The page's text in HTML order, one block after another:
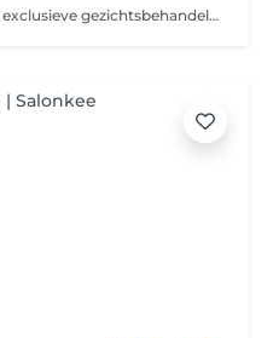
De Skin Longevity Ritual is een exclusieve gezichtsbehandeling die verder gaat dan traditionele anti-aging. Deze behandeling ondersteunt de huid op celniveau en focust op gezond, sterk en mooi ouder worden. Door een combinatie van geavanceerde actieve ingrediënten, professionele massagetechnieken en het innovatieve Efficacy Booster device wordt de huid intensief gestimuleerd om zich te vernieuwen, herstellen en versterken. De behandeling verbetert de stevigheid, verfijnt de gezichtscontouren en geeft de huid een frisse, jeugdige uitstraling. De zorgvuldig geselecteerde werkstoffen waaronder NAD+ Activator, bio-gefermenteerde peptiden en botanische extracten, werken doelgericht op de diepere huidlagen om oxidatieve stress te verminderen, celvernieuwing te activeren en huidveroudering bij de kern aan te pakken.